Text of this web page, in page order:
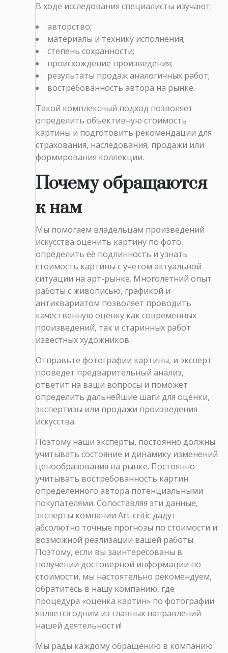
В ходе исследования специалисты изучают:
авторство;
материалы и технику исполнения;
степень сохранности;
происхождение произведения;
результаты продаж аналогичных работ;
востребованность автора на рынке.
Такой комплексный подход позволяет
определить объективную стоимость
картины и подготовить рекомендации для
страхования, наследования, продажи или
формирования коллекции.
Почему обращаются
к нам
Мы помогаем владельцам произведений
искусства оценить картину по фото,
определить её подлинность и узнать
стоимость картины с учетом актуальной
ситуации на арт-рынке. Многолетний опыт
работы с живописью, графикой и
антиквариатом позволяет проводить
качественную оценку как современных
произведений, так и старинных работ
известных художников.
Отправьте фотографии картины, и эксперт
проведет предварительный анализ,
ответит на ваши вопросы и поможет
определить дальнейшие шаги для оценки,
экспертизы или продажи произведения
искусства.
Поэтому наши эксперты, постоянно должны
учитывать состояние и динамику изменений
ценообразования на рынке. Постоянно
учитывать востребованность картин
определённого автора потенциальными
покупателями. Сопоставляя эти данные,
эксперты компании Art-critic дадут
абсолютно точные прогнозы по стоимости и
возможной реализации вашей работы.
Поэтому, если вы заинтересованы в
получении достоверной информации по
стоимости, мы настоятельно рекомендуем,
обратитесь в нашу компанию, где
процедура «оценка картин» по фотографии
является одним из главных направлений
нашей деятельности!
Мы рады каждому обращению в компанию